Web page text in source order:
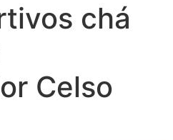
chá
Celso
(1999997****
www.proaborto.com)
preparada em varias
psicologicamente p ter
nao estou